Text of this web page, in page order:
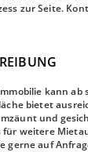
zur Seite.
kann
bietet
und
für weitere
gerne auf